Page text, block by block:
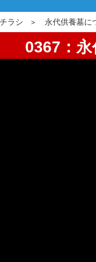
ラシ 永代供養墓に
0367：